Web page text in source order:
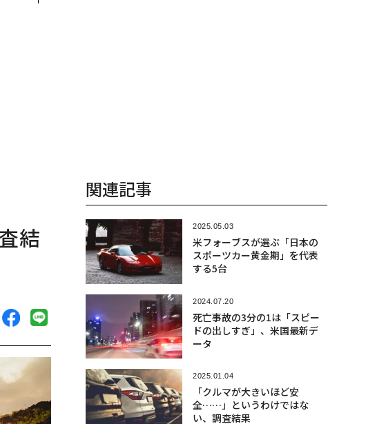
結
関連記事
2025.05.03
米フォーブスが選ぶ「日本の
スポーツカー黄金期」を代表
する5台
2024.07.20
死亡事故の3分の1は「スピー
ドの出しすぎ」、米国最新デ
ータ
2025.01.04
「クルマが大きいほど安
全……」というわけではな
い、調査結果